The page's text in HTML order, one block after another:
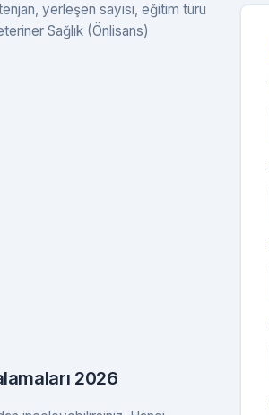
yerleşen sayısı, eğitim türü
Sağlık (Önlisans)
2026